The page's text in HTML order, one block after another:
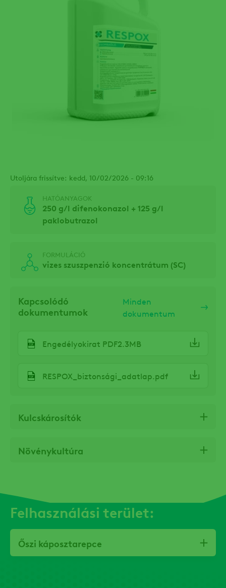
Utoljára frissítve: kedd, 10/02/2026 - 09:16
HATÓANYAGOK
250 g/l difenokonazol + 125 g/l
paklobutrazol
FORMULÁCIÓ
vizes szuszpenzió koncentrátum (SC)
Kapcsolódó
dokumentumok
Minden
dokumentum
Engedélyokirat PDF2.3MB
RESPOX_biztonsági_adatlap.pdf
Kulcskárosítók
Növénykultúra
Felhasználási terület:
Őszi káposztarepce